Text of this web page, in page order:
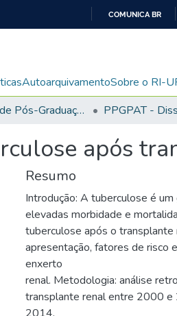
COMUNICA BR
AutoarquivamentoSobre o RI-
Programa de Pós-Graduação em Patologia PPGPAT -
após
Resumo
Introdução: A tuberculose é
elevadas morbidade e
tuberculose após o transplante
apresentação, fatores de risco
enxerto
renal. Metodologia: análise
transplante renal entre 2000 e